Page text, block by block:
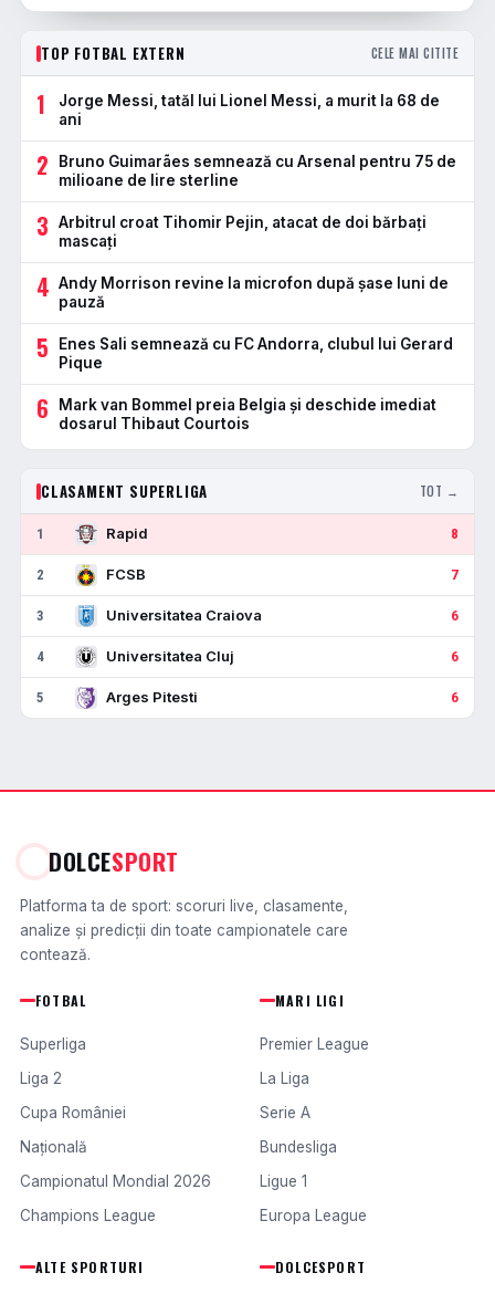
TOP FOTBAL EXTERN CELE MAI CITITE
1
Jorge Messi, tatăl lui Lionel Messi, a murit la 68 de
ani
2
Bruno Guimarães semnează cu Arsenal pentru 75 de
milioane de lire sterline
3
Arbitrul croat Tihomir Pejin, atacat de doi bărbați
mascați
4 Andy Morrison revine la microfon după șase luni de
pauză
5
Enes Sali semnează cu FC Andorra, clubul lui Gerard
Pique
6
Mark van Bommel preia Belgia și deschide imediat
dosarul Thibaut Courtois
CLASAMENT SUPERLIGA TOT →
1 Rapid 8
2 FCSB 7
3 Universitatea Craiova 6
4 Universitatea Cluj 6
5 Arges Pitesti 6
DOLCESPORT
Platforma ta de sport: scoruri live, clasamente,
analize și predicții din toate campionatele care
contează.
FOTBAL
Superliga
Liga 2
Cupa României
Națională
Campionatul Mondial 2026
Champions League
MARI LIGI
Premier League
La Liga
Serie A
Bundesliga
Ligue 1
Europa League
ALTE SPORTURI DOLCESPORT